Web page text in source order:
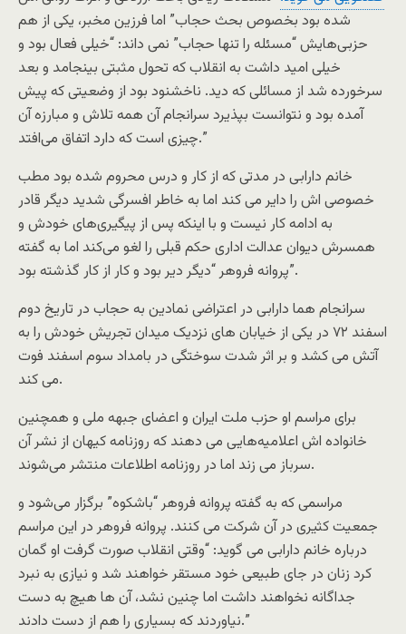
شده بود بخصوص بحث حجاب” اما فرزین مخبر، یکی از هم
حزبی‌هایش “مسئله را تنها حجاب” نمی داند: “خیلی فعال بود و
خیلی امید داشت به انقلاب که تحول مثبتی بینجامد و بعد
سرخورده شد از مسائلی که دید. ناخشنود بود از وضعیتی که پیش
آمده بود و نتوانست بپذیرد سرانجام آن ‌همه تلاش و مبارزه آن
چیزی است که دارد اتفاق می‌افتد.”
خانم دارابی در مدتی که از کار و درس محروم شده بود مطب
خصوصی اش را دایر می کند اما به خاطر افسرگی شدید دیگر قادر
به ادامه کار نیست و با اینکه پس از پیگیری‌های خودش و
همسرش دیوان عدالت اداری حکم قبلی را لغو می‌کند اما به گفته‌
پروانه فروهر “دیگر دیر بود و کار از کار گذشته بود”.
سرانجام هما دارابی در اعتراضی نمادین به حجاب در تاریخ دوم
اسفند ۷۲ در یکی از خیابان های نزدیک میدان تجریش خودش را به
آتش می کشد و بر اثر شدت سوختگی در بامداد سوم اسفند فوت
می کند.
برای مراسم او حزب ملت ایران و اعضای جبهه ملی و همچنین
خانواده اش اعلامیه‌هایی می دهند که روزنامه کیهان از نشر آن
سرباز می زند اما در روزنامه‌ اطلاعات منتشر می‌شوند.
مراسمی که به گفته پروانه فروهر “باشکوه” برگزار می‌شود و
جمعیت کثیری در آن شرکت می کنند. پروانه فروهر در این مراسم
درباره خانم دارابی می گوید: “وقتی انقلاب صورت گرفت او گمان
کرد زنان در جای طبیعی خود مستقر خواهند شد و نیازی به نبرد
جداگانه نخواهند داشت اما چنین نشد، آن ها هیچ به دست
نیاوردند که بسیاری را هم از دست دادند.”